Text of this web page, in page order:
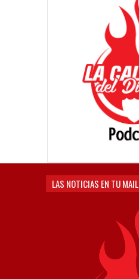
LAS NOTICIAS EN TU MAIL